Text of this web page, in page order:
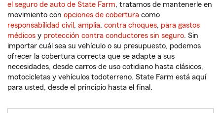
el seguro de auto de State Farm, tratamos de mantenerle en
movimiento con opciones de cobertura como
responsabilidad civil , amplia, contra choques, para gastos
médicos y protección contra conductores sin seguro. Sin
importar cuál sea su vehículo o su presupuesto, podemos
ofrecer la cobertura correcta que se adapte a sus
necesidades, desde carros de uso cotidiano hasta clásicos,
motocicletas y vehículos todoterreno. State Farm está aquí
para usted, desde el principio hasta el final.